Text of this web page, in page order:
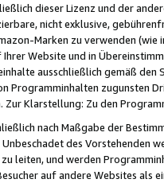
dieser Lizenz und der
nicht exklusive,
Marken zu verwenden
Website und in
ausschließlich gemäß
Programminhalten zugunsten
Zur Klarstellung: Zu den
nach Maßgabe der
des Vorstehenden
leiten, und werden
auf andere Websites als